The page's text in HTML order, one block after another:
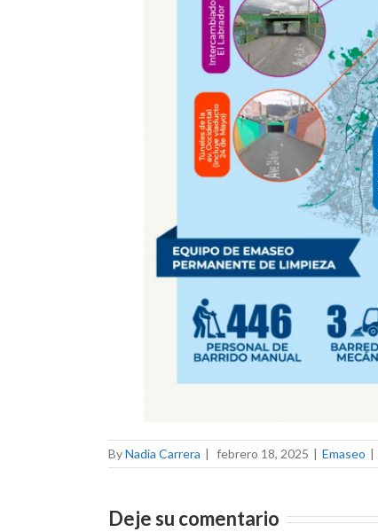
ByNadia Carrera | febrero 18, 2025 | Emaseo |
Deje su comentario